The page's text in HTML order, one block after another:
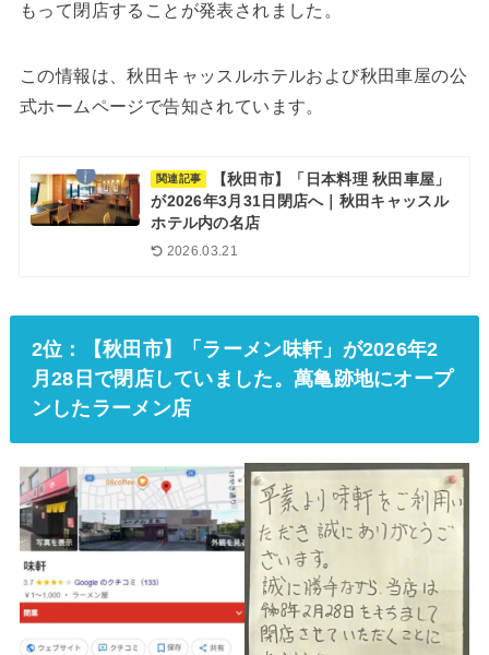
もって閉店することが発表されました。
この情報は、秋田キャッスルホテルおよび秋田車屋の公
式ホームページで告知されています。
関連記事
【秋田市】「日本料理 秋田車屋」
が2026年3月31日閉店へ｜秋田キャッスル
ホテル内の名店
2026.03.21
2位：【秋田市】「ラーメン味軒」が2026年2
月28日で閉店していました。萬亀跡地にオープ
ンしたラーメン店